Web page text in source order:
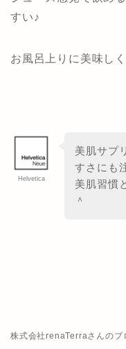
すい♪
お風呂上りに美味し
Helvetica
美肌サプ
すさにも
美肌習慣
＾
株式会社renaTerraさんのブ